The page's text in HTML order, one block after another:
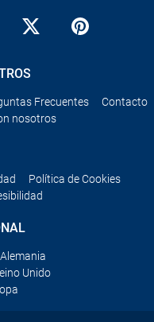
Frecuentes
Contacto
nosotros
Política de Cookies
Alemania
Unido